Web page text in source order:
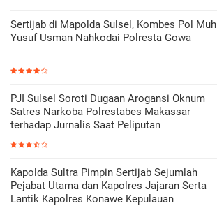
Sertijab di Mapolda Sulsel, Kombes Pol Muh
Yusuf Usman Nahkodai Polresta Gowa
PJI Sulsel Soroti Dugaan Arogansi Oknum
Satres Narkoba Polrestabes Makassar
terhadap Jurnalis Saat Peliputan
Kapolda Sultra Pimpin Sertijab Sejumlah
Pejabat Utama dan Kapolres Jajaran Serta
Lantik Kapolres Konawe Kepulauan